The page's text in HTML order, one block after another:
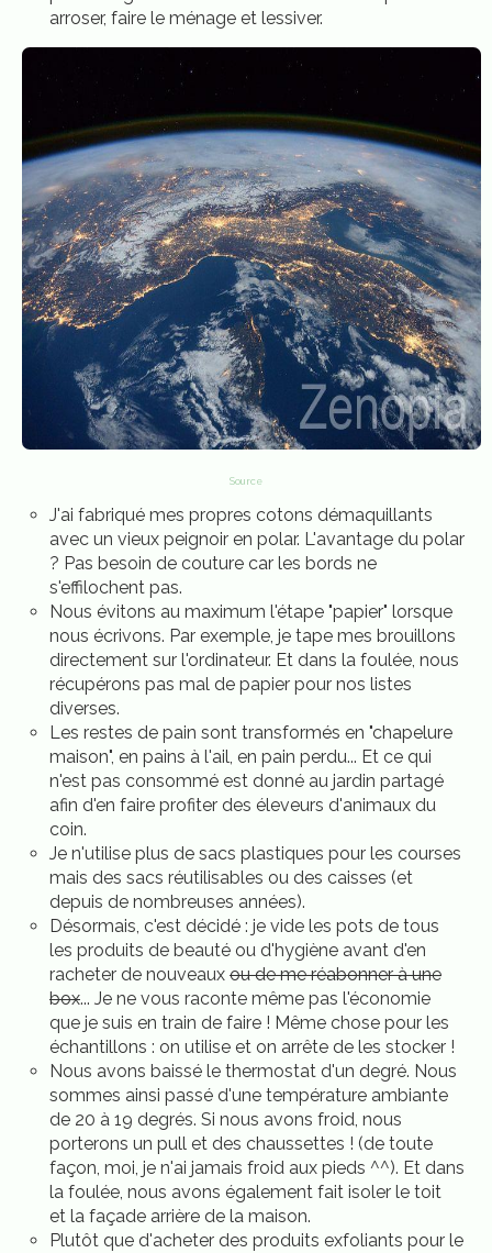
arroser, faire le ménage et lessiver.
Source
J'ai fabriqué mes propres cotons démaquillants
avec un vieux peignoir en polar. L'avantage du polar
? Pas besoin de couture car les bords ne
s'effilochent pas.
Nous évitons au maximum l'étape "papier" lorsque
nous écrivons. Par exemple, je tape mes brouillons
directement sur l'ordinateur. Et dans la foulée, nous
récupérons pas mal de papier pour nos listes
diverses.
Les restes de pain sont transformés en "chapelure
maison", en pains à l'ail, en pain perdu... Et ce qui
n'est pas consommé est donné au jardin partagé
afin d'en faire profiter des éleveurs d'animaux du
coin.
Je n'utilise plus de sacs plastiques pour les courses
mais des sacs réutilisables ou des caisses (et
depuis de nombreuses années).
Désormais, c'est décidé : je vide les pots de tous
les produits de beauté ou d'hygiène avant d'en
racheter de nouveaux ou de me réabonner à une
box... Je ne vous raconte même pas l'économie
que je suis en train de faire ! Même chose pour les
échantillons : on utilise et on arrête de les stocker !
Nous avons baissé le thermostat d'un degré. Nous
sommes ainsi passé d'une température ambiante
de 20 à 19 degrés. Si nous avons froid, nous
porterons un pull et des chaussettes ! (de toute
façon, moi, je n'ai jamais froid aux pieds ^^). Et dans
la foulée, nous avons également fait isoler le toit
et la façade arrière de la maison.
Plutôt que d'acheter des produits exfoliants pour le